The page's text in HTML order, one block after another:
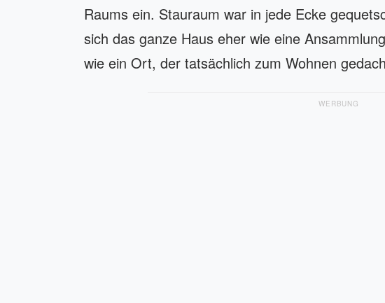
Raums ein. Stauraum war in jede Ecke
sich das ganze Haus eher wie eine
wie ein Ort, der tatsächlich zum Wohnen
WERBUNG